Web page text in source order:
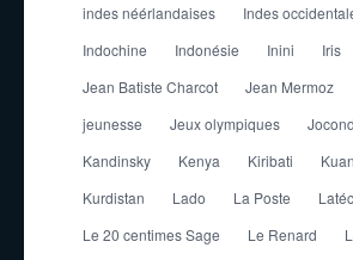
indes néérlandaises
Indes
Indochine
Indonésie Inini Iris
Jean Batiste Charcot
Jean Mermoz
jeunesse
Jeux olympiques
Kandinsky
Kenya Kiribati
Kurdistan
Lado La Poste
Le 20 centimes Sage
Le Renard